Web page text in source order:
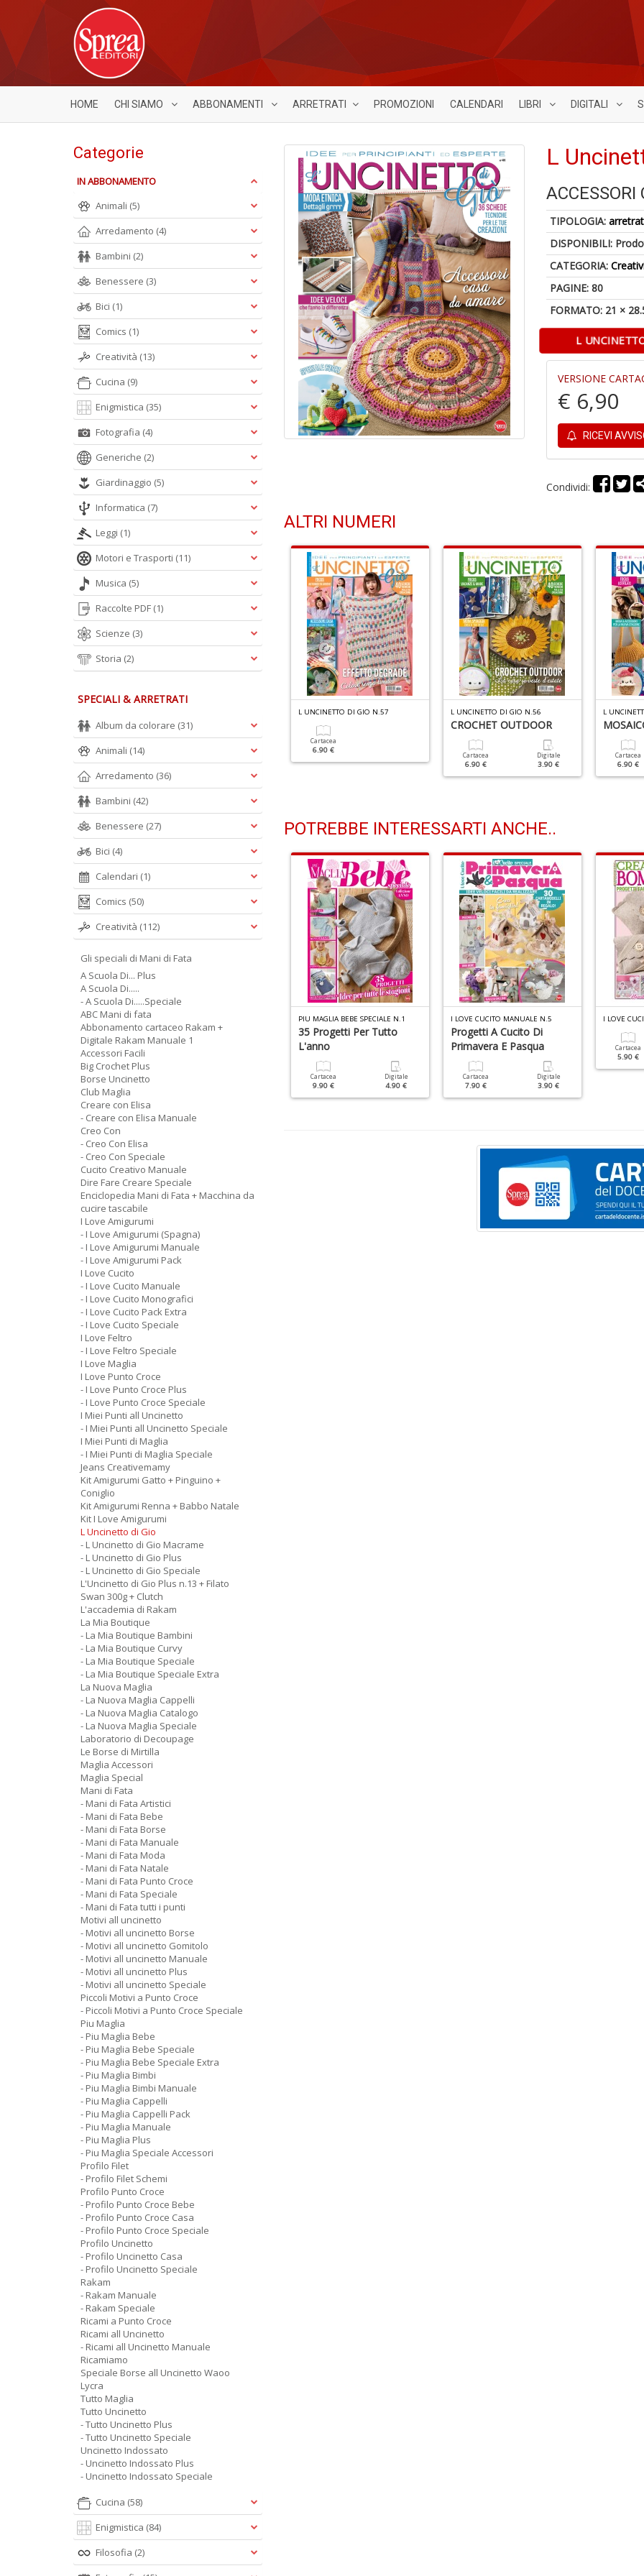
HOME CHI SIAMO ABBONAMENTI ARRETRATI PROMOZIONI CALENDARI LIBRI DIGITALI
L
ACCESSORI
TIPOLOGIA:
DISPONIBILI:
CATEGORIA:
PAGINE: 80
FORMATO: 21 ×
L
VERSIONE
€ 6,90
RICEVI
Condividi:
ALTRI NUMERI
Digitale
3.90 €
Vivere Tra Fiori E Colori
6.90 €
Digitale
3.90 €
L UNCINETTO DI GIO N.57
Cartacea
6.90 €
L UNCINETTO DI GIO N.56
CROCHET OUTDOOR
Cartacea
6.90 €
Digitale
3.90 €
L
Cartacea
6.90 €
POTREBBE INTERESSARTI ANCHE..
M
OTIVI ALL UNCINETTO SPECIALE N.4
Digitale
3.90 €
LA NUOVA MAGLIA CATALOGO N.1
Moda Maglia & Uncinetto
PIU MAGLIA BEBE SPECIALE N.1
35 Progetti Per Tutto
L'anno
Cartacea
9.90 €
Digitale
4.90 €
I LOVE CUCITO MANUALE N.5
Progetti A Cucito Di
Primavera E Pasqua
Cartacea
7.90 €
Digitale
3.90 €
I LOVE
Cartacea
5.90 €
Categorie
IN ABBONAMENTO
Animali (5)
Arredamento (4)
Bambini (2)
Benessere (3)
Bici (1)
Comics (1)
Creatività (13)
Cucina (9)
Enigmistica (35)
Fotografia (4)
Generiche (2)
Giardinaggio (5)
Informatica (7)
Leggi (1)
Motori e Trasporti (11)
Musica (5)
Raccolte PDF (1)
Scienze (3)
Storia (2)
SPECIALI & ARRETRATI
Album da colorare (31)
Animali (14)
Arredamento (36)
Bambini (42)
Benessere (27)
Bici (4)
Calendari (1)
Comics (50)
Creatività (112)
Gli speciali di Mani di Fata
A Scuola Di... Plus
A Scuola Di.....
- A Scuola Di.....Speciale
ABC Mani di fata
Abbonamento cartaceo Rakam +
Digitale Rakam Manuale 1
Accessori Facili
Big Crochet Plus
Borse Uncinetto
Club Maglia
Creare con Elisa
- Creare con Elisa Manuale
Creo Con
- Creo Con Elisa
- Creo Con Speciale
Cucito Creativo Manuale
Dire Fare Creare Speciale
Enciclopedia Mani di Fata + Macchina da
cucire tascabile
I Love Amigurumi
- I Love Amigurumi (Spagna)
- I Love Amigurumi Manuale
- I Love Amigurumi Pack
I Love Cucito
- I Love Cucito Manuale
- I Love Cucito Monografici
- I Love Cucito Pack Extra
- I Love Cucito Speciale
I Love Feltro
- I Love Feltro Speciale
I Love Maglia
I Love Punto Croce
- I Love Punto Croce Plus
- I Love Punto Croce Speciale
I Miei Punti all Uncinetto
- I Miei Punti all Uncinetto Speciale
I Miei Punti di Maglia
- I Miei Punti di Maglia Speciale
Jeans Creativemamy
Kit Amigurumi Gatto + Pinguino +
Coniglio
Kit Amigurumi Renna + Babbo Natale
Kit I Love Amigurumi
L Uncinetto di Gio
- L Uncinetto di Gio Macrame
- L Uncinetto di Gio Plus
- L Uncinetto di Gio Speciale
L'Uncinetto di Gio Plus n.13 + Filato
Swan 300g + Clutch
L'accademia di Rakam
La Mia Boutique
- La Mia Boutique Bambini
- La Mia Boutique Curvy
- La Mia Boutique Speciale
- La Mia Boutique Speciale Extra
La Nuova Maglia
- La Nuova Maglia Cappelli
- La Nuova Maglia Catalogo
- La Nuova Maglia Speciale
Laboratorio di Decoupage
Le Borse di Mirtilla
Maglia Accessori
Maglia Special
Mani di Fata
- Mani di Fata Artistici
- Mani di Fata Bebe
- Mani di Fata Borse
- Mani di Fata Manuale
- Mani di Fata Moda
- Mani di Fata Natale
- Mani di Fata Punto Croce
- Mani di Fata Speciale
- Mani di Fata tutti i punti
Motivi all uncinetto
- Motivi all uncinetto Borse
- Motivi all uncinetto Gomitolo
- Motivi all uncinetto Manuale
- Motivi all uncinetto Plus
- Motivi all uncinetto Speciale
Piccoli Motivi a Punto Croce
- Piccoli Motivi a Punto Croce Speciale
Piu Maglia
- Piu Maglia Bebe
- Piu Maglia Bebe Speciale
- Piu Maglia Bebe Speciale Extra
- Piu Maglia Bimbi
- Piu Maglia Bimbi Manuale
- Piu Maglia Cappelli
- Piu Maglia Cappelli Pack
- Piu Maglia Manuale
- Piu Maglia Plus
- Piu Maglia Speciale Accessori
Profilo Filet
- Profilo Filet Schemi
Profilo Punto Croce
- Profilo Punto Croce Bebe
- Profilo Punto Croce Casa
- Profilo Punto Croce Speciale
Profilo Uncinetto
- Profilo Uncinetto Casa
- Profilo Uncinetto Speciale
Rakam
- Rakam Manuale
- Rakam Speciale
Ricami a Punto Croce
Ricami all Uncinetto
- Ricami all Uncinetto Manuale
Ricamiamo
Speciale Borse all Uncinetto Waoo
Lycra
Tutto Maglia
Tutto Uncinetto
- Tutto Uncinetto Plus
- Tutto Uncinetto Speciale
Uncinetto Indossato
- Uncinetto Indossato Plus
- Uncinetto Indossato Speciale
Cucina (58)
Enigmistica (84)
Filosofia (2)